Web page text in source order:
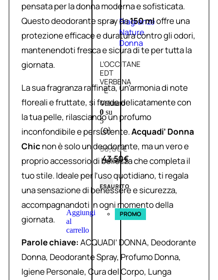
Fragranze
Nature
Donna
L’OCCITANE
EDT
VERBENA
E
Valutato
0su
5
(0)
58,00€
43,50€
ESAURITO
Aggiungi
al
carrello
PROMO
pensata per la donna moderna e sofisticata.
Questo deodorante spray da150 mloffre una
protezione efficace e duratura contro gli odori,
mantenendoti fresca e sicura di te per tutta la
giornata.
La sua fragranza raffinata, un’armonia di note
floreali e fruttate, si fonde delicatamente con
la tua pelle, rilasciando un profumo
inconfondibile e persistente.Acquadi’ Donna
Chic non è solo un deodorante, ma un vero e
proprio accessorio di bellezza che completa il
tuo stile. Ideale per l’uso quotidiano, ti regala
una sensazione di benessere e sicurezza,
accompagnandoti in ogni momento della
giornata.
Parole chiave: ACQUADI’ DONNA, Deodorante
Donna, Deodorante Spray, Profumo Donna,
Igiene Personale, Cura del Corpo, Lunga